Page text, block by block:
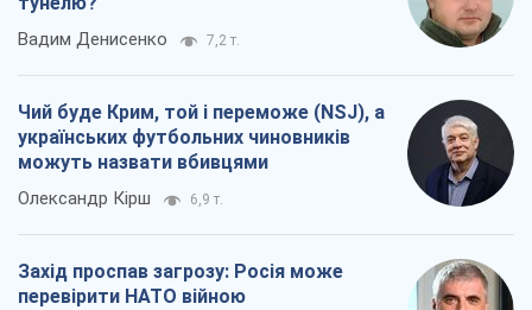
Вадим Денисенко 7,2 т.
Чий буде Крим, той і переможе (NSJ), а
українських футбольних чиновників
можуть назвати вбивцями
Олександр Кірш 6,9 т.
Захід проспав загрозу: Росія може
перевірити НАТО війною